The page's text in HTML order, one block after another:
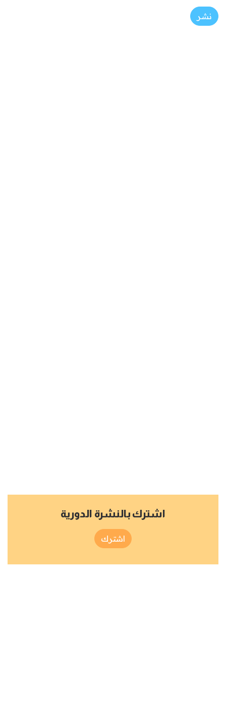
نشر
اشترك بالنشرة الدورية
اشترك